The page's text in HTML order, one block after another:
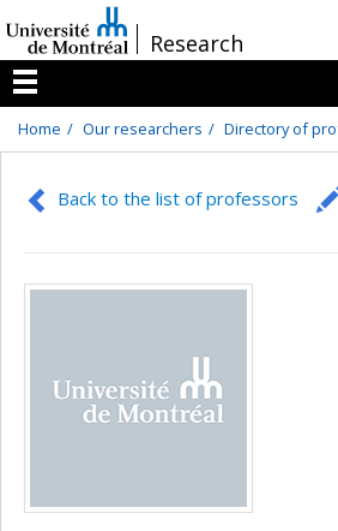
au
contenu
/Research
Menu
Home Our researchers Directory of
Back to the list of professors